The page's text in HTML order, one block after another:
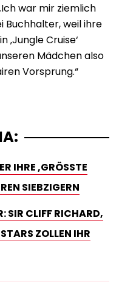
war mir ziemlich
Buchhalter, weil ihre
‚Jungle Cruise‘
Mädchen also
Vorsprung.“
‚GRÖSSTE A
SIEBZIGERN
SIR CLIFF RICHARD,
ZOLLEN IHR